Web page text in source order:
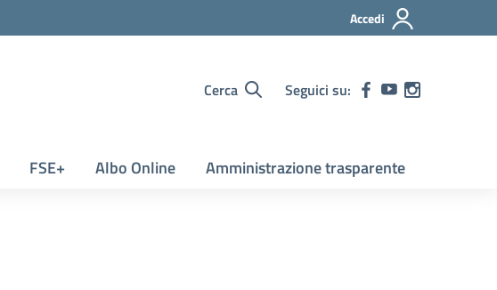
Accedi
Cerca Seguici su:
FSE+ Albo Online Amministrazione trasparente